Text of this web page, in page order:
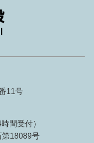
11号
間受付）
18089号